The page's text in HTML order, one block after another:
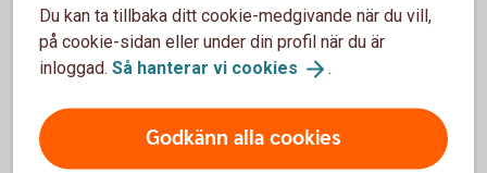
Mobilt BankID
Mobilt BankID är en e-legitimation, bland annat för
att skicka betalningar med Swish och logga in i
internetbanken utan dosa.
Du kan ta tillbaka ditt cookie-medgivande när du vill,
på cookie-sidan eller under din profil när du är
inloggad. Så hanterar vi cookies .
Godkänn alla cookies